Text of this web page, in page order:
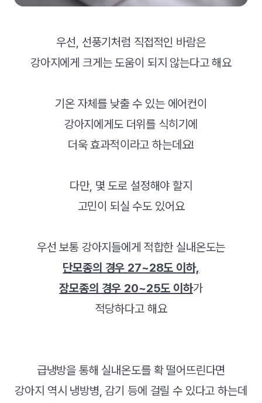
우선, 선풍기처럼 직접적인 바람은
강아지에게 크게는 도움이 되지 않는다고 해요
기온 자체를 낮출 수 있는 에어컨이
강아지에게도 더위를 식히기에
더욱 효과적이라고 하는데요!
다만, 몇 도로 설정해야 할지
고민이 되실 수도 있어요
우선 보통 강아지들에게 적합한 실내온도는
단모종의 경우 27~28도 이하,
장모종의 경우 20~25도 이하가
적당하다고 해요
급냉방을 통해 실내온도를 확 떨어뜨린다면
강아지 역시 냉방병, 감기 등에 걸릴 수 있다고 하는데